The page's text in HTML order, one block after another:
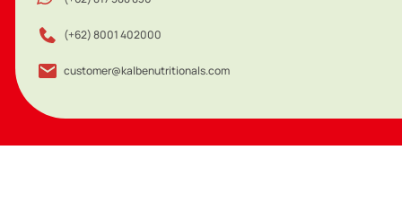
(+62) 8001 402000
customer@kalbenutritionals.com